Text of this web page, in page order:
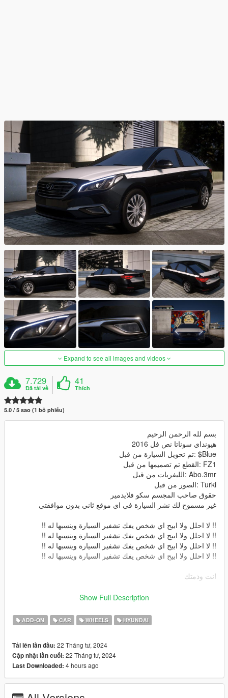
Expand to see all images and videos
7.729
Đã tải về
41
Thích
5.0 / 5 sao (1 bỏ phiếu)
بسم لله الرحمن الرحيم
هيونداي سوناتا نص فل 2016
Blue$ :تم تحويل السيارة من قبل
FZ1 :القطع تم تصميمها من قبل
Abo.3mr :الليفريات من قبل
Turki :الصور من قبل
حقوق صاحب المجسم سكو فلايدمير
غير مسموح لك نشر السيارة في اي موقع ثاني بدون موافقتي
!! لا احلل ولا ابيح اي شخص يفك تشفير السيارة وينسبها له !!
!! لا احلل ولا ابيح اي شخص يفك تشفير السيارة وينسبها له !!
!! لا احلل ولا ابيح اي شخص يفك تشفير السيارة وينسبها له !!
!! لا احلل ولا ابيح اي شخص يفك تشفير السيارة وينسبها له !!
انت وذمتك
Hyundai Sonata 2016
Liveries By: ABo.3mr
The owner of the model is : Sko. Vladimir
خارجية السيارة بجودة عالية -
Show Full Description
ADD-ON CAR WHEELS HYUNDAI
Tải lên lần đầu: 22 Tháng tư, 2024
Cập nhật lần cuối: 22 Tháng tư, 2024
Last Downloaded: 4 hours ago